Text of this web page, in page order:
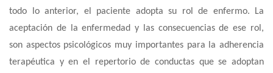
todo lo anterior, el paciente adopta su rol de enfermo. La
aceptación de la enfermedad y las consecuencias de ese rol,
son aspectos psicológicos muy importantes para la adherencia
terapéutica y en el repertorio de conductas que se adoptan